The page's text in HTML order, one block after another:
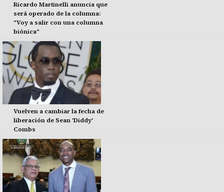
Ricardo Martinelli anuncia que
será operado de la columna:
"Voy a salir con una columna
biónica"
Vuelven a cambiar la fecha de
liberación de Sean 'Diddy'
Combs